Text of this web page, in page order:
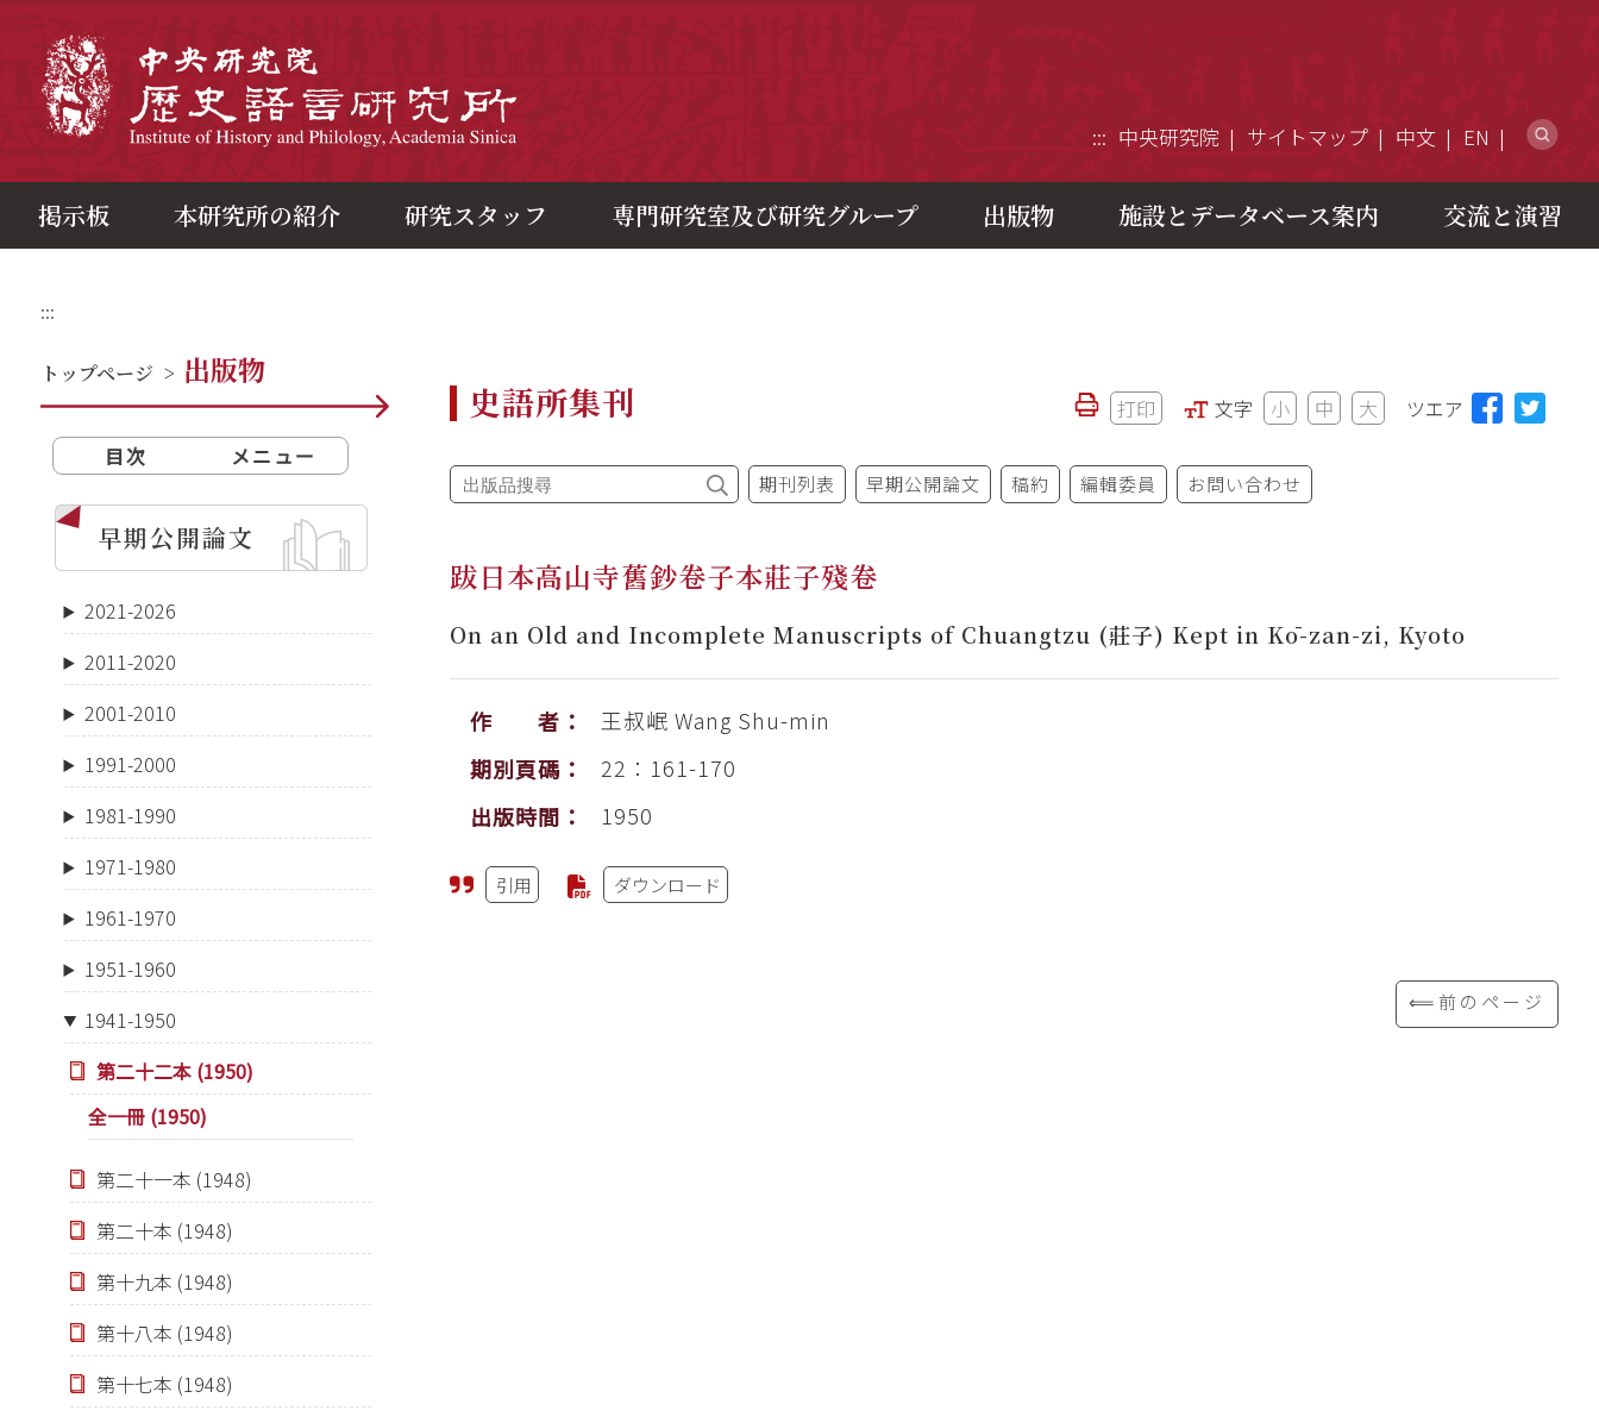
::: 中央研究院 サイトマップ 中文 EN
掲示板 本研究所の紹介 研究スタッフ 専門研究室及び研究グループ 出版物 施設とデータベース案内 交流と演習
:::
トップページ > 出版物
目次 メニュー
早期公開論文
2021-2026
2011-2020
2001-2010
1991-2000
1981-1990
1971-1980
1961-1970
1951-1960
1941-1950
第二十二本 (1950)
全一冊 (1950)
第二十一本 (1948)
第二十本 (1948)
第十九本 (1948)
第十八本 (1948)
第十七本 (1948)
史語所集刊 打印 文字 小 中 大 ツエア
期刊列表 早期公開論文 稿約 編輯委員 お問い合わせ
跋日本高山寺舊鈔卷子本莊子殘卷
On an Old and Incomplete Manuscripts of Chuangtzu (莊子) Kept in Kō-zan-zi, Kyoto
作 者： 王叔岷Wang Shu-min
期別頁碼：
22：161-170
出版時間：
1950
引用 ダウンロード
⟸前のページ